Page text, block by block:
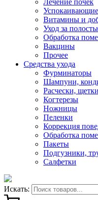
Лечение почек
Успокаивающие
Витамины и
Уход за
Обработка
Вакцины
Прочее
Средства ухода
Фурминаторы
Шампуни,
Расчески,
Когтерезы
Ножницы
Пеленки
Коррекция
Обработка
Пакеты
Подгузники,
Салфетки
Искать: